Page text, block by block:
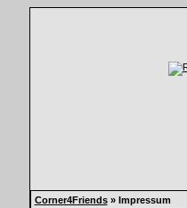
Corner4Friends» Impressum